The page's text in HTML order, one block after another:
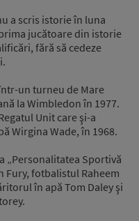
a scris istorie în luna
jucătoare din istorie
fără să cedeze
un turneu de Mare
la Wimbledon în 1977.
Unit care şi-a
Wirgina Wade, în 1968.
„Personalitatea Sportivă
Fury, fotbalistul Raheem
în apă Tom Daley şi